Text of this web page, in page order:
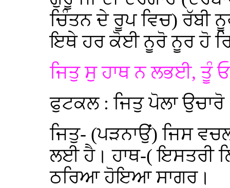
ਚਿੰਤਨ ਦੇ ਰੂਪ ਵਿਚ) ਰੱਬੀ
ਇਥੇ ਹਰ ਕੋਈ ਨੂਰੋ ਨੂਰ ਹੋ
ਜਿਤੁ ਸੁ ਹਾਥ ਨ ਲਭਈ, ਤੂੰ
ਫੁਟਕਲ : ਜਿਤੁ ਪੋਲਾ
ਜਿਤੁ- (ਪੜਨਾਉਂ) ਜਿਸ
ਲਈ ਹੈ। ਹਾਥ-( ਇਸਤਰੀ
ਠਰਿਆ ਹੋਇਆ ਸਾਗਰ।